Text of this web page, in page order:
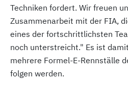
Techniken fordert. Wir freuen
Zusammenarbeit mit der FIA,
eines der fortschrittlichsten
noch unterstreicht." Es ist
mehrere Formel-E-Rennställe
folgen werden.